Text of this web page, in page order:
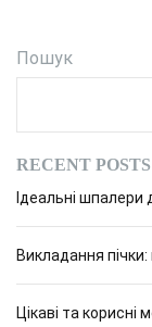
Пошук
RECENT POSTS
Ідеальні шпалери
Викладання
Цікаві та